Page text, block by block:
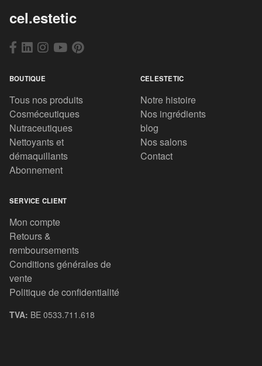
cel.estetic
BOUTIQUE
Tous nos produits
Cosméceutiques
Nutraceutiques
Nettoyants et
démaquillants
Abonnement
CELESTETIC
Notre histoire
Nos ingrédients
blog
Nos salons
Contact
SERVICE CLIENT
Mon compte
Retours &
remboursements
Conditions générales de
vente
Politique de confidentialité
TVA: BE 0533.711.618